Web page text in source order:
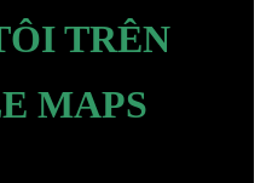
TRÊN
MAPS